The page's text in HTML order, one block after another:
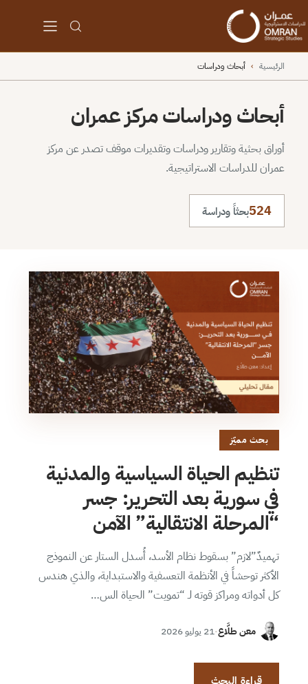
الرئيسية › أبحاث ودراسات
أبحاث ودراسات مركز عمران
أوراق بحثية وتقارير ودراسات وتقديرات موقف تصدر عن مركز
عمران للدراسات الاستراتيجية.
524بحثاً ودراسة
بحث مميّز
تنظيم الحياة السياسية والمدنية
في سورية بعد التحرير: جسر
“المرحلة الانتقالية” الآمن
تهميدٌ”لازم” بسقوط نظام الأسد، أُسدل الستار عن النموذج
الأكثر توحشاً في الأنظمة التعسفية والاستبداية، والذي هندس
كل أدواته ومراكز قوته لـ “تمويت” الحياة الس…
معن طلَّاع·21 يوليو 2026
قراءة البحث